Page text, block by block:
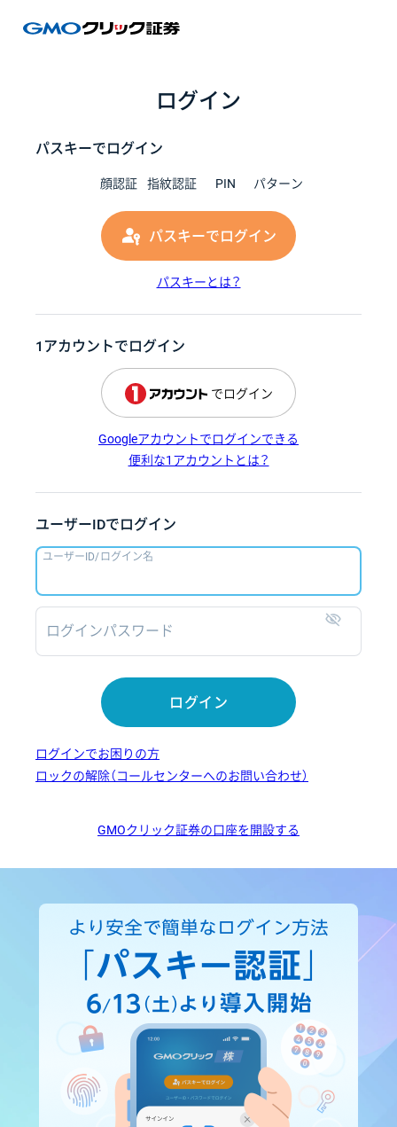
ログイン
パスキーでログイン
顔認証 指紋認証 PIN パターン
パスキーでログイン
パスキーとは？
1アカウントでログイン
でログイン
Googleアカウントでログインできる
便利な1アカウントとは？
ユーザーIDでログイン
ユーザーID/ログイン名
ログインパスワード
ログイン
ログインでお困りの方
ロックの解除（コールセンターへのお問い合わせ）
GMOクリック証券の口座を開設する